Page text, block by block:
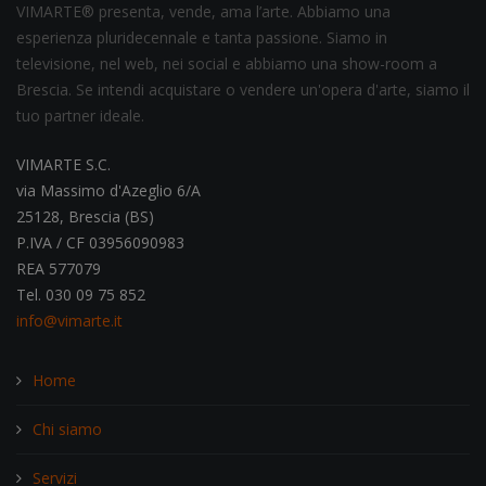
VIMARTE® presenta, vende, ama l’arte. Abbiamo una
esperienza pluridecennale e tanta passione. Siamo in
televisione, nel web, nei social e abbiamo una show-room a
Brescia. Se intendi acquistare o vendere un'opera d'arte, siamo il
tuo partner ideale.
VIMARTE S.C.
via Massimo d'Azeglio 6/A
25128, Brescia (BS)
P.IVA / CF 03956090983
REA 577079
Tel. 030 09 75 852
info@vimarte.it
Home
Chi siamo
Servizi